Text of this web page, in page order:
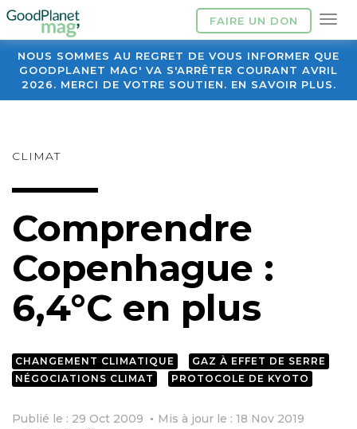
FAIRE UN DON
NOUS SOMMES AU REGRET DE VOUS INFORMER QUE
GOODPLANET MAG' VA S'ARRÊTER COURANT AVRIL
2026. MERCI DE VOTRE SOUTIEN. EN SAVOIR PLUS.
CLIMAT
Comprendre
Copenhague :
6,4°C en plus
CHANGEMENT CLIMATIQUE
GAZ À EFFET DE SERRE
NÉGOCIATIONS CLIMAT
PROTOCOLE DE KYOTO
Publié le : 29 Oct 2009
Mis à jour le : 18 Nov 2019